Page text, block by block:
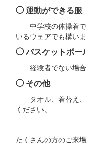
◯ 運動ができる服
中学校の体操着で
いるウェアでも構いま
◯ バスケットボー
経験者でない場合
◯ その他
タオル、着替え、
ください。
たくさんの方のご来